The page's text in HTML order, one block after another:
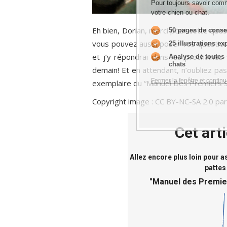
Eh bien, Dorian, merci pour cette
vous pouvez aussi poser vos
et j’y répondrai dans les
demain! Et en attendant, n’oubliez
exemplaire du “Manuel Des Premiers
Copyright image : CC BY-NC-SA 2.0
Cet
Allez encore plus loin pour
" Manuel des
Pour toujours savoir
votre chien ou chat.
50 pages de
25 illustrations
Analyse de
chats
Fermer la fenêtre et